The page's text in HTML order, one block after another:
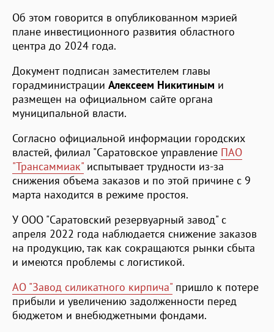
Об этом говорится в опубликованном мэрией
плане инвестиционного развития областного
центра до 2024 года.
Документ подписан заместителем главы
горадминистрации Алексеем Никитиным и
размещен на официальном сайте органа
муниципальной власти.
Согласно официальной информации городских
властей, филиал "Саратовское управление ПАО
"Трансаммиак" испытывает трудности из-за
снижения объема заказов и по этой причине с 9
марта находится в режиме простоя.
У ООО "Саратовский резервуарный завод" с
апреля 2022 года наблюдается снижение заказов
на продукцию, так как сокращаются рынки сбыта
и имеются проблемы с логистикой.
АО "Завод силикатного кирпича" пришло к потере
прибыли и увеличению задолженности перед
бюджетом и внебюджетными фондами.